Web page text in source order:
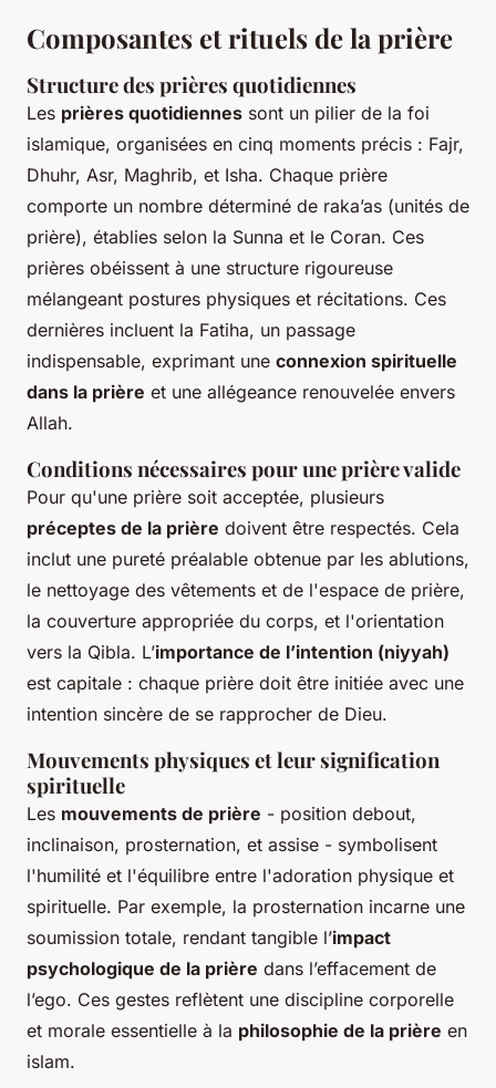
Composantes et rituels de la prière
Structure des prières quotidiennes
Les prières quotidiennes sont un pilier de la foi
islamique, organisées en cinq moments précis : Fajr,
Dhuhr, Asr, Maghrib, et Isha. Chaque prière
comporte un nombre déterminé de raka’as (unités de
prière), établies selon la Sunna et le Coran. Ces
prières obéissent à une structure rigoureuse
mélangeant postures physiques et récitations. Ces
dernières incluent la Fatiha, un passage
indispensable, exprimant une connexion spirituelle
dans la prière et une allégeance renouvelée envers
Allah.
Conditions nécessaires pour une prière valide
Pour qu'une prière soit acceptée, plusieurs
préceptes de la prière doivent être respectés. Cela
inclut une pureté préalable obtenue par les ablutions,
le nettoyage des vêtements et de l'espace de prière,
la couverture appropriée du corps, et l'orientation
vers la Qibla. L’importance de l’intention (niyyah)
est capitale : chaque prière doit être initiée avec une
intention sincère de se rapprocher de Dieu.
Mouvements physiques et leur signification
spirituelle
Les mouvements de prière - position debout,
inclinaison, prosternation, et assise - symbolisent
l'humilité et l'équilibre entre l'adoration physique et
spirituelle. Par exemple, la prosternation incarne une
soumission totale, rendant tangible l’impact
psychologique de la prière dans l’effacement de
l’ego. Ces gestes reflètent une discipline corporelle
et morale essentielle à la philosophie de la prière en
islam.